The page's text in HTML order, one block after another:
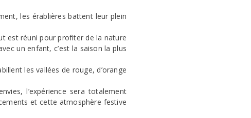
les érablières battent leur plein
est réuni pour profiter de la nature
un enfant, c’est la saison la plus
les vallées de rouge, d’orange
l’expérience sera totalement
et cette atmosphère festive